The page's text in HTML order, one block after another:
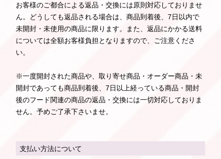
お客様のご都合による返品・交換には原則対応しておりませ
ん。どうしても返品される場合は、商品到着後、7日以内で
未開封・未使用の商品に限ります。また、返品にかかる送料
については全額お客様負担となりますので、ご注意くださ
い。
※一度開封された商品や、取り寄せ商品・オーダー商品・未
開封であっても商品到着後、7日以上経っている商品・開封
後のフード関連の商品の返品・交換には一切対応しておりま
せん。予めご了承下さいませ。
支払い方法について